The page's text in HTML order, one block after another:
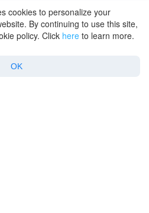
FAQ pour Mac
cookies to personalize your
By continuing to use this site,
policy. Click here to learn more.
OK